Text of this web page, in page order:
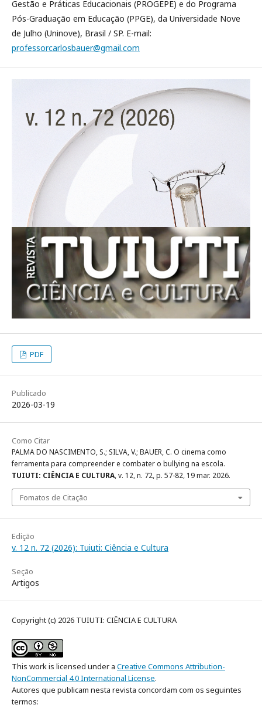
Gestão e Práticas Educacionais (PROGEPE) e do Programa
Pós-Graduação em Educação (PPGE), da Universidade Nove
de Julho (Uninove), Brasil / SP. E-mail:
professorcarlosbauer@gmail.com
PDF
Publicado
2026-03-19
Como Citar
PALMA DO NASCIMENTO, S.; SILVA, V.; BAUER, C. O cinema como
ferramenta para compreender e combater o bullying na escola.
TUIUTI: CIÊNCIA E CULTURA, v. 12, n. 72, p. 57-82, 19 mar. 2026.
Fomatos de Citação
Edição
v. 12 n. 72 (2026): Tuiuti: Ciência e Cultura
Seção
Artigos
Copyright (c) 2026 TUIUTI: CIÊNCIA E CULTURA
This work is licensed under a Creative Commons Attribution-
NonCommercial 4.0 International License.
Autores que publicam nesta revista concordam com os seguintes
termos: